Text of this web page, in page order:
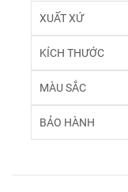
XUẤT XỨ
KÍCH THƯỚC
MÀU SẮC
BẢO HÀNH